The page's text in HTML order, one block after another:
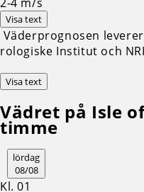
Visa text
Väderprognosen
rologiske Institut och
Visa text
Vädret på Isle
timme
lördag
08/08
Kl. 01